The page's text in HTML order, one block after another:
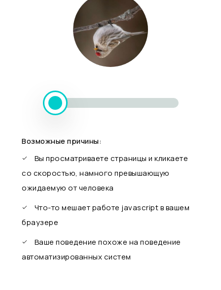
Возможные причины:
Вы просматриваете страницы и кликаете
со скоростью, намного превышающую
ожидаемую от человека
Что-то мешает работе javascript в вашем
браузере
Ваше поведение похоже на поведение
автоматизированных систем